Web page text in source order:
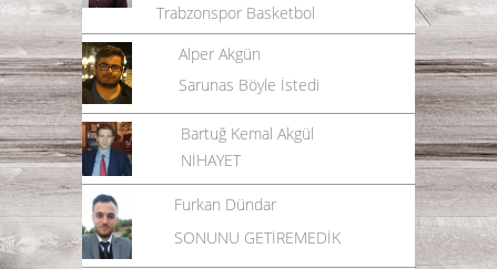
Trabzonspor Basketbol
Alper Akgün
Sarunas Böyle İstedi
Bartuğ Kemal Akgül
NİHAYET
Furkan Dündar
SONUNU GETİREMEDİK